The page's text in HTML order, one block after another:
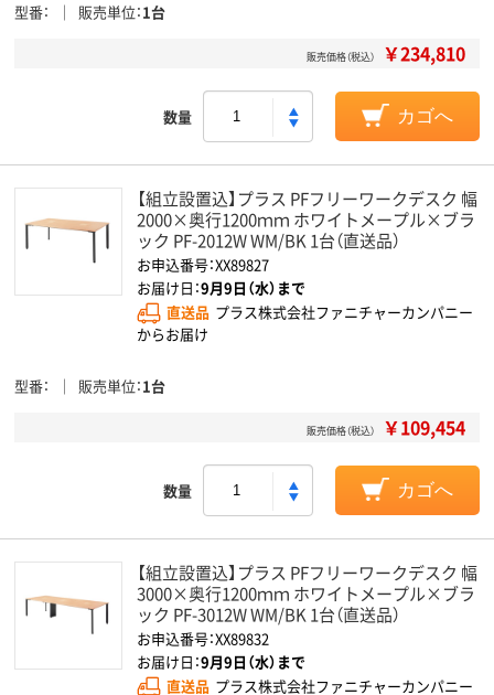
型番 販売単位 1台
販売価格（税込） ￥234,810
数量 カゴへ
【組立設置込】プラス PFフリーワークデスク 幅
2000×奥行1200ｍｍ ホワイトメープル×ブラ
ック PF-2012W WM/BK 1台（直送品）
お申込番号：XX89827
お届け日：9月9日（水）まで
直送品 プラス株式会社ファニチャーカンパニー
からお届け
型番 販売単位 1台
販売価格（税込） ￥109,454
数量 カゴへ
【組立設置込】プラス PFフリーワークデスク 幅
3000×奥行1200ｍｍ ホワイトメープル×ブラ
ック PF-3012W WM/BK 1台（直送品）
お申込番号：XX89832
お届け日：9月9日（水）まで
直送品 プラス株式会社ファニチャーカンパニー